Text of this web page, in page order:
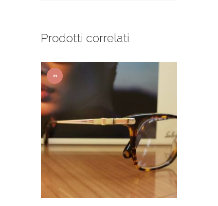
Prodotti correlati
IN
OFFER
TA!